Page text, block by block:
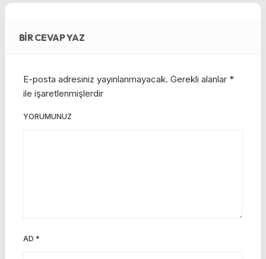
BIR CEVAP YAZ
E-posta adresiniz yayınlanmayacak. Gerekli alanlar *
ile işaretlenmişlerdir
YORUMUNUZ
AD *